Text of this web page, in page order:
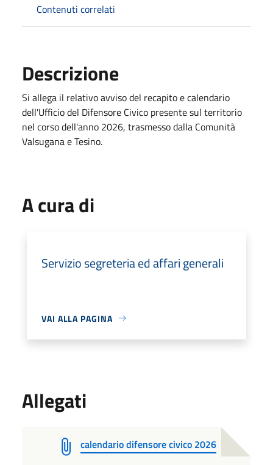
Contenuti correlati
Descrizione
Si allega il relativo avviso del recapito e calendario
dell'Ufficio del Difensore Civico presente sul territorio
nel corso dell'anno 2026, trasmesso dalla Comunità
Valsugana e Tesino.
A cura di
Servizio segreteria ed affari generali
VAI ALLA PAGINA
Allegati
calendario difensore civico 2026